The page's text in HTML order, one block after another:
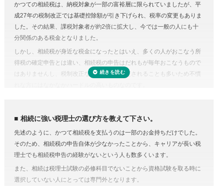
など非常に多くの書類作成が必要となります。もちろん、相続人自身で
申告することもできますが、不動産や非上場株式などは財産の評価が難
しく書類作成も煩雑なことから、税理士に依頼するのが一般的です。
準確定申告とは、亡くなった方の所得の確定と納税の手続きを相続人が
代わりにおこなうこと。準確定申告の対象となるのは1月1日から亡くな
った日までの所得ですが、前年分も申告前であれば合わせて手続きをお
プロの税理士に頼むという選択肢がコストに見合うものだと納得がいく
のではないでしょうか。
費用が気になる方は、相続税申告の費用を複数の専門家にまとめて依頼
できる「 相続費用見積ガイド 」をご利用ください。
かつての相続税は、納税対象が一部の富裕層に限られていましたが、平
成27年の税制改正では基礎控除額が引き下げられ、税率の変更もありま
した。その結果、課税対象者が約2倍に拡大し、今では一般の人にも十
分関係のある税金となりました。
しかし、相続税が身近な税金になったとはいえ、多くの人がおこなう所
得税の確定申告とは違い、相続税の申告はだれもが毎年おこなうもので
はありませんし、税制改正などで内容が変更されることも多いため不慣
を減らしたり、納税額を少なくできる可能性があります。
しかし、どんな特例が使えるのかを知らない、または分からなければ、
特例を活用しないまま申告していることすら気づかないこともありえる
のです。また、たとえ単純な計算ミスだったとしても間違って申告して
しまえば罰金のペナルティ対象になるおそれもあります。仮に税務調査
対象となった場合、税理士に立ち会ってもらうことも可能です。
相続に強い税理士の選び方を教えて下さい。
先述のように、かつて相続税を支払うのは一部のお金持ちだけでした。
そのため、相続税の申告自体が少なかったことから、キャリアが長い税
理士でも相続税申告の経験がないという人も数多くいます。
また、相続は税理士試験の必修科目でないことから資格試験を取る時に
選択していない人にとっては専門外となります。